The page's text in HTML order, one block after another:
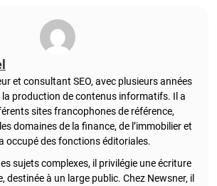
et consultant SEO, avec plusieurs années
la production de contenus informatifs. Il a
sites francophones de référence,
domaines de la finance, de l’immobilier et
occupé des fonctions éditoriales.
sujets complexes, il privilégie une écriture
destinée à un large public. Chez Newsner, il